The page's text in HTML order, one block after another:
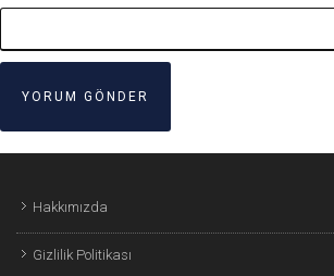
Hakkımızda
Gizlilik Politikası